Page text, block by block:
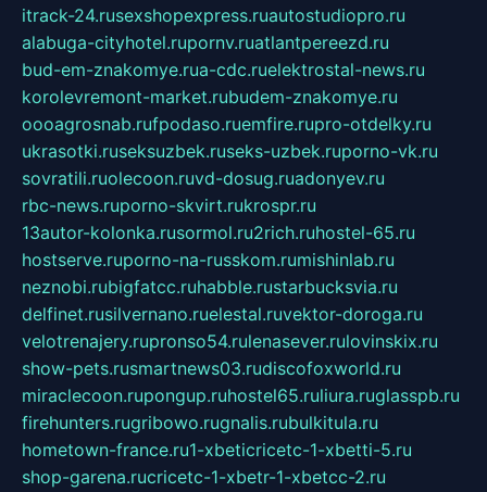
itrack-24.rusexshopexpress.ruautostudiopro.ru
alabuga-cityhotel.rupornv.ruatlantpereezd.ru
bud-em-znakomye.rua-cdc.ruelektrostal-news.ru
korolevremont-market.rubudem-znakomye.ru
oooagrosnab.rufpodaso.ruemfire.rupro-otdelky.ru
ukrasotki.ruseksuzbek.ruseks-uzbek.ruporno-vk.ru
sovratili.ruolecoon.ruvd-dosug.ruadonyev.ru
rbc-news.ruporno-skvirt.rukrospr.ru
13autor-kolonka.rusormol.ru2rich.ruhostel-65.ru
hostserve.ruporno-na-russkom.rumishinlab.ru
neznobi.rubigfatcc.ruhabble.rustarbucksvia.ru
delfinet.rusilvernano.ruelestal.ruvektor-doroga.ru
velotrenajery.rupronso54.rulenasever.rulovinskix.ru
show-pets.rusmartnews03.rudiscofoxworld.ru
miraclecoon.rupongup.ruhostel65.ruliura.ruglasspb.ru
firehunters.rugribowo.rugnalis.rubulkitula.ru
hometown-france.ru1-xbeticricetc-1-xbetti-5.ru
shop-garena.rucricetc-1-xbetr-1-xbetcc-2.ru